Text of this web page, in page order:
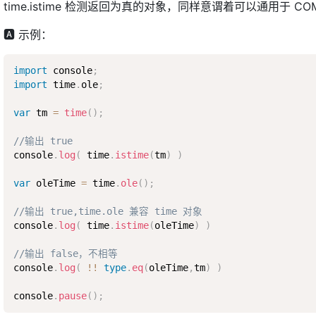
time.istime 检测返回为真的对象，同样意谓着可以通用于
🅰 示例：
import console;
import time. ole;
var tm = time( ) ;
//输出 true
console. log ( time. istime(tm) )
var oleTime = time. ole( ) ;
//输出 true,time.ole 兼容 time 对象
console. log ( time. istime(oleTime) )
//输出 false，不相等
console. log ( ! ! type. eq(oleTime,tm) )
console. pause( ) ;